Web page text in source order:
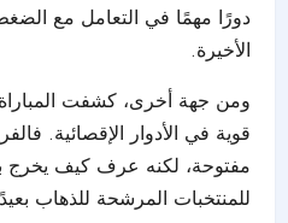
دورًا مهمًا في التعامل مع
الأخيرة.
ومن جهة أخرى، كشفت
قوية في الأدوار الإقصائية.
مفتوحة، لكنه عرف كيف يخرج
للمنتخبات المرشحة للذهاب